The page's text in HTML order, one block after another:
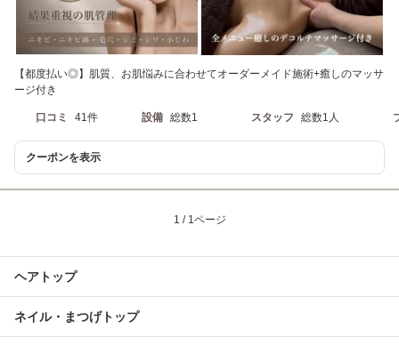
【都度払い◎】肌質、お肌悩みに合わせてオーダーメイド施術+癒しのマッサ
ージ付き
口コミ 41件 設備 総数1 スタッフ 総数1人
クーポンを表示
1 / 1ページ
ヘアトップ
ネイル・まつげトップ